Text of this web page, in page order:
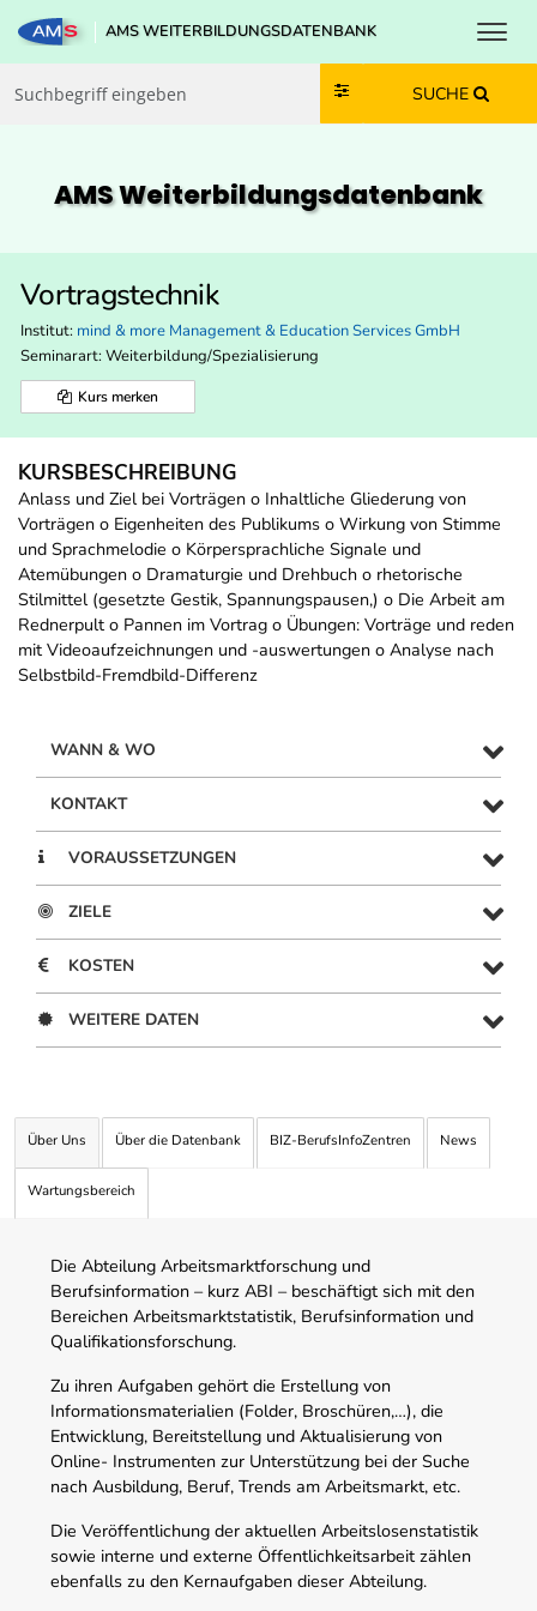
Zum Inhalt springen
Zum Navmenü springen
Zur Suche springen
Zur Footer springen
AMS WEITERBILDUNGSDATENBANK
SUCHE
AMS Weiterbildungs­datenbank
Vortragstechnik
Institut: mind & more Management & Education Services GmbH
Seminarart: Weiterbildung/Spezialisierung
Kurs merken
KURSBESCHREIBUNG
Anlass und Ziel bei Vorträgen o Inhaltliche Gliederung von
Vorträgen o Eigenheiten des Publikums o Wirkung von Stimme
und Sprachmelodie o Körpersprachliche Signale und
Atemübungen o Dramaturgie und Drehbuch o rhetorische
Stilmittel (gesetzte Gestik, Spannungspausen,) o Die Arbeit am
Rednerpult o Pannen im Vortrag o Übungen: Vorträge und reden
mit Videoaufzeichnungen und -auswertungen o Analyse nach
Selbstbild-Fremdbild-Differenz
WANN & WO
KONTAKT
VORAUSSETZUNGEN
ZIELE
KOSTEN
WEITERE DATEN
Über Uns Über die Datenbank BIZ-BerufsInfoZentren News
Wartungsbereich
Die Abteilung Arbeitsmarktforschung und
Berufsinformation – kurz ABI – beschäftigt sich mit den
Bereichen Arbeitsmarktstatistik, Berufsinformation und
Qualifikationsforschung.
Zu ihren Aufgaben gehört die Erstellung von
Informationsmaterialien (Folder, Broschüren,…), die
Entwicklung, Bereitstellung und Aktualisierung von
Online- Instrumenten zur Unterstützung bei der Suche
nach Ausbildung, Beruf, Trends am Arbeitsmarkt, etc.
Die Veröffentlichung der aktuellen Arbeitslosenstatistik
sowie interne und externe Öffentlichkeitsarbeit zählen
ebenfalls zu den Kernaufgaben dieser Abteilung.